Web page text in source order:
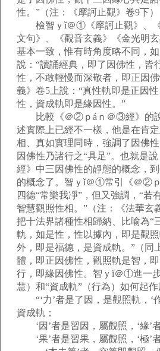
性。”（注：《摩訶止觀》卷9下）
檢智ｙǐ＠①《摩訶止觀》、《
文句》、《觀音玄義》《金光明
基本一致，惟有時角度略不同，
說：“讀誦經典，即了因佛性，皆
性，不敢輕慢而深敬者，即正因
義》卷5上說：“真性軌即是正因
性，資成軌即是緣因性。”
比較《＠②ｐáｎ＠③經》的
述實際上已經不一樣，他是在肯
相、真如實理同時，強調了因佛
因佛性乃諸行之“具足”。也就是
經》中三因佛性的靜態的概念，
的概念了。智ｙǐ＠①常引《＠②
四德“常樂我凈”，但又強調，“若
智慧觀照性相。”（注：《法華
把十法界諸種性相歸納、比喻為“
軌，如是性，性以據內，即是觀
外，即是福德，是資成軌。”（同
體，即正因佛性，觀照軌是智，
行，即緣因佛性。智ｙǐ＠①進一
慧）和“資成軌”（行為）如何起作
“‘力’者是了因，是觀照軌，‘
資成軌；
‘因’者是習因，屬觀照，‘緣’
‘果’者是習果，屬觀照，‘極’